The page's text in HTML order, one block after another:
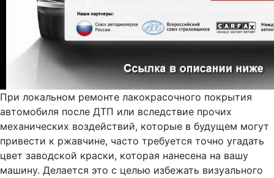
При локальном ремонте лакокрасочного покрытия
автомобиля после ДТП или вследствие прочих
механических воздействий, которые в будущем могут
привести к ржавчине, часто требуется точно угадать
цвет заводской краски, которая нанесена на вашу
машину. Делается это с целью избежать визуального